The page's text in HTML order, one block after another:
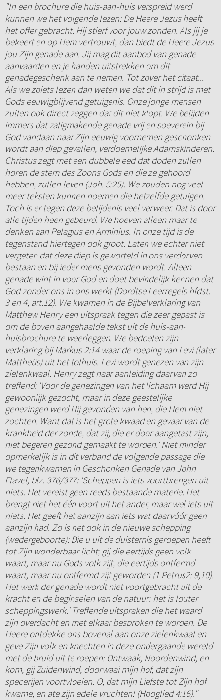
"In een brochure die huis-aan-huis verspreid werd
kunnen we het volgende lezen: De Heere Jezus heeft
het offer gebracht. Hij stierf voor jouw zonden. Als jij je
bekeert en op Hem vertrouwt, dan biedt de Heere Jezus
jou Zijn genade aan. Jij mag dit aanbod van genade
aanvaarden en je handen uitstrekken om dit
genadegeschenk aan te nemen. Tot zover het citaat...
Als we zoiets lezen dan weten we dat dit in strijd is met
Gods eeuwigblijvend getuigenis. Onze jonge mensen
zullen ook direct zeggen dat dit niet klopt. We belijden
immers dat zaligmakende genade vrij en soeverein bij
God vandaan naar Zijn eeuwig voornemen geschonken
wordt aan diep gevallen, verdoemelijke Adamskinderen.
Christus zegt met een dubbele eed dat doden zullen
horen de stem des Zoons Gods en die ze gehoord
hebben, zullen leven (Joh. 5:25). We zouden nog veel
meer teksten kunnen noemen die hetzelfde getuigen.
Toch is er tegen deze belijdenis veel verweer. Dat is door
alle tijden heen gebeurd. We hoeven alleen maar te
denken aan Pelagius en Arminius. In onze tijd is de
tegenstand hiertegen ook groot. Laten we echter niet
vergeten dat deze diep is geworteld in ons verdorven
bestaan en bij ieder mens gevonden wordt. Alleen
genade wint in voor God en doet bevindelijk kennen dat
God zonder ons in ons werkt (Dordtse Leerregels hfdst.
3 en 4, art.12). We kwamen in de Bijbelverklaring van
Matthew Henry een uitspraak tegen die zeer gepast is
om de boven aangehaalde tekst uit de huis-aan-
huisbrochure te weerleggen. We bedoelen zijn
verklaring bij Markus 2:14 waar de roeping van Levi (later
Mattheüs) uit het tolhuis. Levi wordt genezen van zijn
zielenkwaal. Henry zegt naar aanleiding daarvan zo
treffend: 'Voor de genezingen van het lichaam werd Hij
gewoonlijk gezocht, maar in deze geestelijke
genezingen werd Hij gevonden van hen, die Hem niet
zochten. Want dat is het grote kwaad en gevaar van de
krankheid der zonde, dat zij, die er door aangetast zijn,
niet begeren gezond gemaakt te worden.' Niet minder
opmerkelijk is in dit verband de volgende passage die
we tegenkwamen in Geschonken Genade van John
Flavel, blz. 376/377: 'Scheppen is iets voortbrengen uit
niets. Het vereist geen reeds bestaande materie. Het
brengt niet het één voort uit het ander, maar wel iets uit
niets. Het geeft het aanzijn aan iets wat daarvóór geen
aanzijn had. Zo is het ook in de nieuwe schepping
(wedergeboorte): Die u uit de duisternis geroepen heeft
tot Zijn wonderbaar licht; gij die eertijds geen volk
waart, maar nu Gods volk zijt, die eertijds ontfermd
waart, maar nu ontfermd zijt geworden (1 Petrus2: 9,10).
Het werk der genade wordt niet voortgebracht uit de
kracht en de beginselen van de natuur: het is louter
scheppingswerk.' Treffende uitspraken die het waard
zijn overdacht en met elkaar besproken te worden. De
Heere ontdekke ons bovenal aan onze zielenkwaal en
geve Zijn volk en knechten in deze ondergaande wereld
met de bruid uit te roepen: Ontwaak, Noordenwind, en
kom, gij Zuidenwind, doorwaai mijn hof, dat zijn
specerijen voortvloeien. O, dat mijn Liefste tot Zijn hof
kwame, en ate zijn edele vruchten! (Hooglied 4:16)."